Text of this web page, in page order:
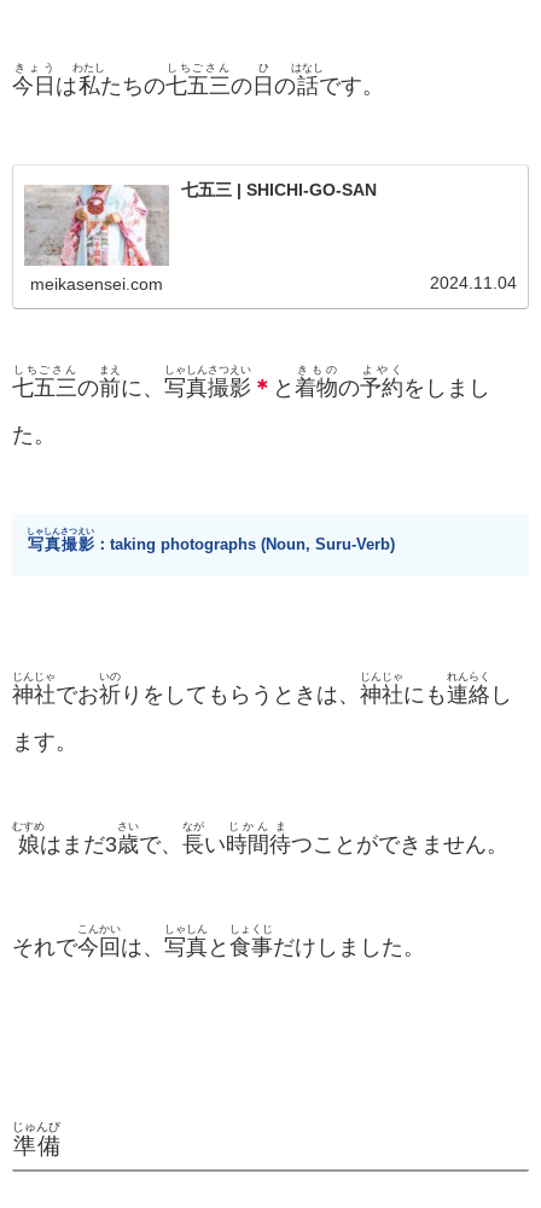
今日
きょう
は私
わたし
たちの七五三
しちごさん
の日
ひ
の話
はなし
です。
七五三 | SHICHI-GO-SAN
meikasensei.com 2024.11.04
七五三
しちごさん
の前
まえ
に、 写真撮影
しゃしんさつえい
＊ と 着物
きもの
の予約
よやく
をしまし
た。
写真
しゃしん
撮影
さつえい
：taking photographs (Noun, Suru-Verb)
神社
じんじゃ
でお祈
いの
りをしてもらうときは、 神社
じんじゃ
にも連絡
れんらく
し
ます。
娘
むすめ
はまだ3歳
さい
で、 長
なが
い時間
じかん
待
ま
つことができません。
それで今回
こんかい
は、 写真
しゃしん
と 食事
しょくじ
だけしました。
準備
じゅんび